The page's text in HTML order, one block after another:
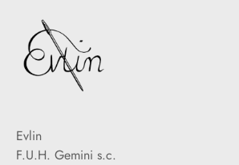
Evlin
F.U.H. Gemini s.c.